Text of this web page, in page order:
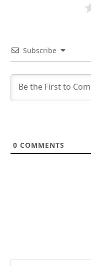
Subscribe
0 COMMENTS